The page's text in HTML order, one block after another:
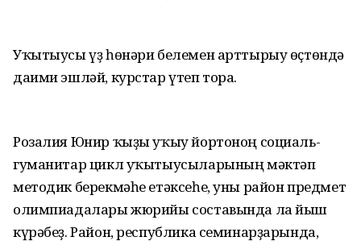
Уҡытыусы үҙ һөнәри белемен арттырыу өҫтөндә
даими эшләй, курстар үтеп тора.
Розалия Юнир ҡыҙы уҡыу йортоноң социаль-
гуманитар цикл уҡытыусыларының мәктәп
методик берекмәһе етәксеһе, уны район предмет
олимпиадалары жюрийы составында ла йыш
күрәбеҙ. Район, республика семинарҙарында,